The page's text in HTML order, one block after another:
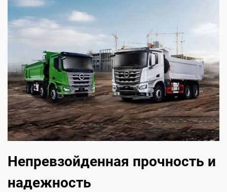
Непревзойденная прочность и
надежность